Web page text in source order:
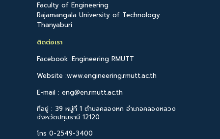
Faculty of Engineering
Rajamangala University of Technology
Thanyaburi
ติดต่อเรา
Facebook :Engineering RMUTT
Website :www.engineering.rmutt.ac.th
E-mail : eng@en.rmutt.ac.th
ที่อยู่ : 39 หมู่ที่ 1 ตำบลคลองหก อำเภอคลองหลวง
จังหวัดปทุมธานี 12120
โทร 0-2549-3400